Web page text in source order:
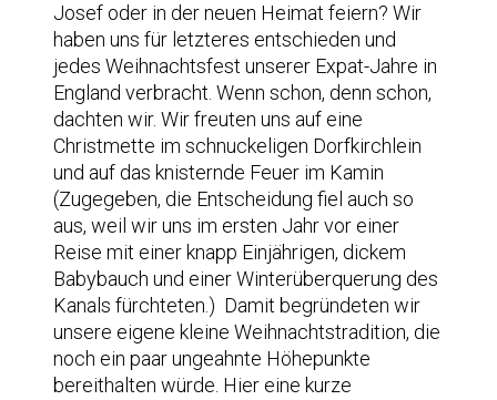
Josef oder in der neuen Heimat feiern? Wir
haben uns für letzteres entschieden und
jedes Weihnachtsfest unserer Expat-Jahre in
England verbracht. Wenn schon, denn schon,
dachten wir. Wir freuten uns auf eine
Christmette im schnuckeligen Dorfkirchlein
und auf das knisternde Feuer im Kamin
(Zugegeben, die Entscheidung fiel auch so
aus, weil wir uns im ersten Jahr vor einer
Reise mit einer knapp Einjährigen, dickem
Babybauch und einer Winterüberquerung des
Kanals fürchteten.) Damit begründeten wir
unsere eigene kleine Weihnachtstradition, die
noch ein paar ungeahnte Höhepunkte
bereithalten würde. Hier eine kurze